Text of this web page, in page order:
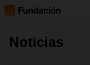
Noticias